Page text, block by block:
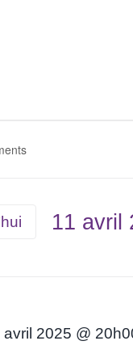
11 avril
avril 2025 @